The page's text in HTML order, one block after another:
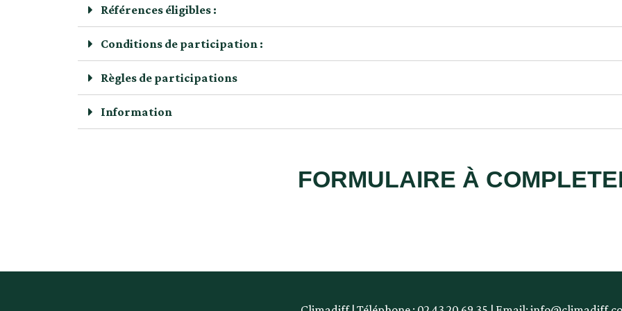
Références éligibles :
Conditions de participation :
Règles de participations
Information
FORMULAIRE À